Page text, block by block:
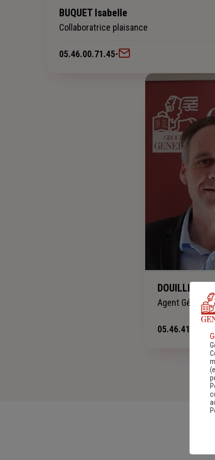
BUQUET Isabelle
Collaboratrice plaisance
05.46.00.71.45-
DOUILLET Eric
Agent Général
05.46.41.81.86